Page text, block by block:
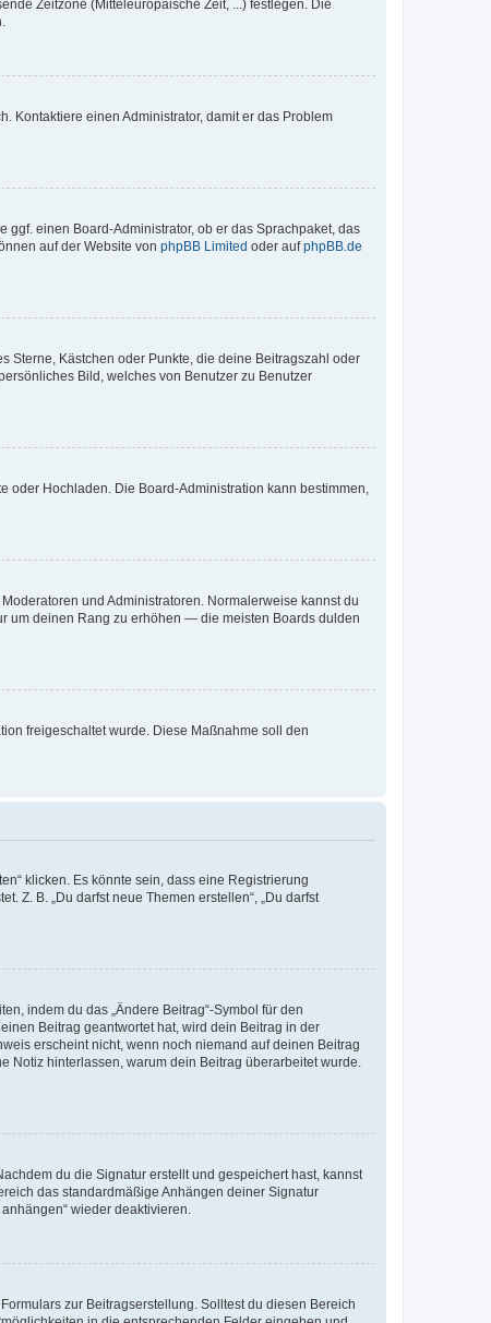
Zeitzone (Mitteleuropäische Zeit, ...) festlegen. Die
Kontaktiere einen Administrator, damit er das Problem
einen Board-Administrator, ob er das Sprachpaket, das
auf der Website von phpBB Limited oder aufphpBB.de
Sterne, Kästchen oder Punkte, die deine Beitragszahl oder
Bild, welches von Benutzer zu Benutzer
oder Hochladen. Die Board-Administration kann bestimmen,
und Administratoren. Normalerweise kannst du
um deinen Rang zu erhöhen — die meisten Boards dulden
freigeschaltet wurde. Diese Maßnahme soll den
klicken. Es könnte sein, dass eine Registrierung
Z. B. „Du darfst neue Themen erstellen“, „Du darfst
indem du das „Ändere Beitrag“-Symbol für den
Beitrag geantwortet hat, wird dein Beitrag in der
erscheint nicht, wenn noch niemand auf deinen Beitrag
Notiz hinterlassen, warum dein Beitrag überarbeitet wurde.
du die Signatur erstellt und gespeichert hast, kannst
das standardmäßige Anhängen deiner Signatur
wieder deaktivieren.
zur Beitragserstellung. Solltest du diesen Bereich